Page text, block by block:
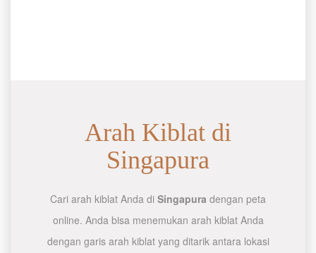
Arah Kiblat di
Singapura
Cari arah kiblat Anda di Singapura dengan peta
online. Anda bisa menemukan arah kiblat Anda
dengan garis arah kiblat yang ditarik antara lokasi